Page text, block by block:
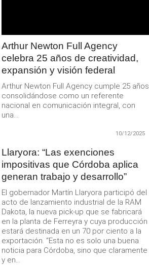
Arthur Newton Full Agency
celebra 25 años de creatividad,
expansión y visión federal
Arthur Newton Full Agency cumple 25 años
consolidándose como un referente
nacional en comunicación integral, con
una...
10/12/2025
Llaryora: “Las exenciones
impositivas que Córdoba aplica
generan trabajo y desarrollo”
El gobernador Martín Llaryora participó del
acto de lanzamiento industrial de la RAM
Dakota, la nueva pick-up que se fabricará
en la planta de Ferreyra y cuya producción
estará destinada en un 70 por ciento a la
exportación. “Esta no es solo una buena
noticia para Córdoba, sino que claramente
y en...